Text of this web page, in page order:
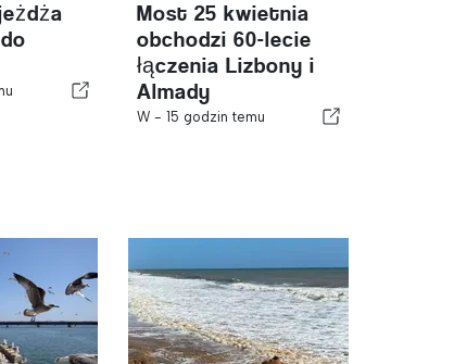
Most 25 kwietnia
obchodzi 60-lecie
łączenia Lizbony i
Almady
W - 15 godzin temu